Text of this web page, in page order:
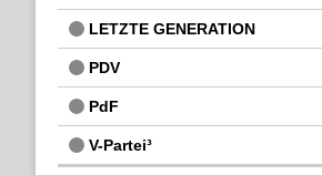
LETZTE GENERATION
PDV
PdF
V-Partei³